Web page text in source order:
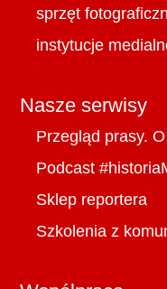
sprzęt
instytucje
Nasze serwisy
Przegląd prasy.
Podcast
Sklep reportera
Szkolenia z